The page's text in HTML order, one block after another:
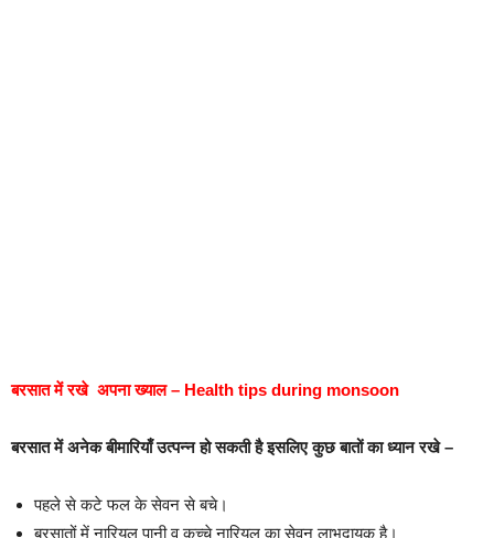
बरसात में रखे अपना ख्याल – Health tips during monsoon
बरसात में अनेक बीमारियाँ उत्पन्न हो सकती है इसलिए कुछ बातों का ध्यान रखे –
पहले से कटे फल के सेवन से बचे।
बरसातों में नारियल पानी व कच्चे नारियल का सेवन लाभदायक है।